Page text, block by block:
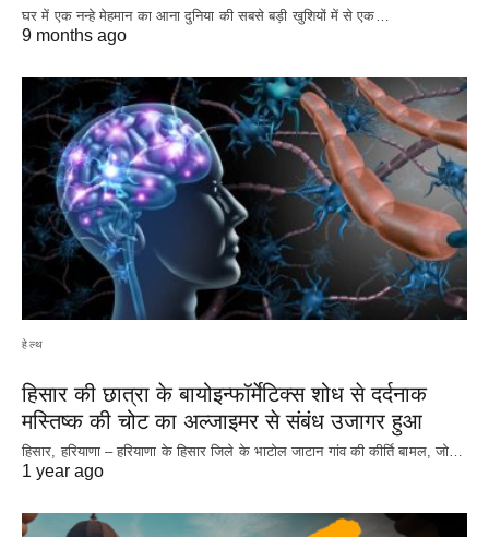
घर में एक नन्हे मेहमान का आना दुनिया की सबसे बड़ी खुशियों में से एक…
9 months ago
हेल्थ
हिसार की छात्रा के बायोइन्फॉर्मेटिक्स शोध से दर्दनाक
मस्तिष्क की चोट का अल्जाइमर से संबंध उजागर हुआ
हिसार, हरियाणा – हरियाणा के हिसार जिले के भाटोल जाटान गांव की कीर्ति बामल, जो…
1 year ago